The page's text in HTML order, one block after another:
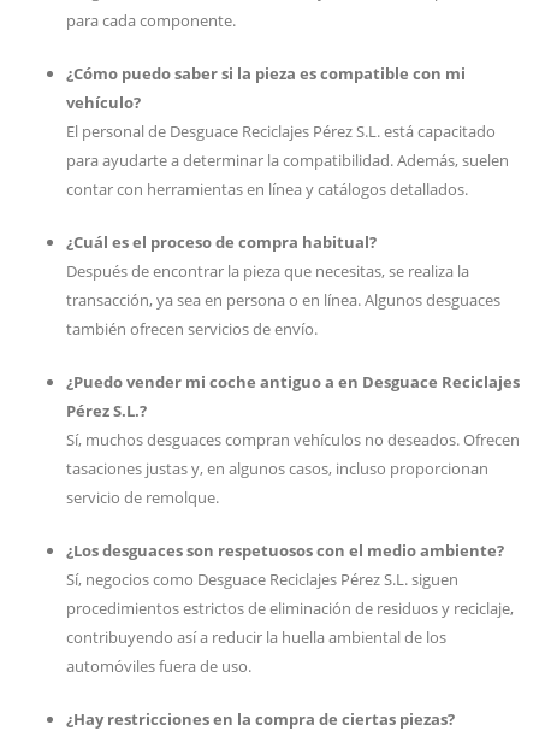
para cada componente.
¿Cómo puedo saber si la pieza es compatible con mi
vehículo?
El personal de Desguace Reciclajes Pérez S.L. está capacitado
para ayudarte a determinar la compatibilidad. Además, suelen
contar con herramientas en línea y catálogos detallados.
¿Cuál es el proceso de compra habitual?
Después de encontrar la pieza que necesitas, se realiza la
transacción, ya sea en persona o en línea. Algunos desguaces
también ofrecen servicios de envío.
¿Puedo vender mi coche antiguo a en Desguace Reciclajes
Pérez S.L.?
Sí, muchos desguaces compran vehículos no deseados. Ofrecen
tasaciones justas y, en algunos casos, incluso proporcionan
servicio de remolque.
¿Los desguaces son respetuosos con el medio ambiente?
Sí, negocios como Desguace Reciclajes Pérez S.L. siguen
procedimientos estrictos de eliminación de residuos y reciclaje,
contribuyendo así a reducir la huella ambiental de los
automóviles fuera de uso.
¿Hay restricciones en la compra de ciertas piezas?